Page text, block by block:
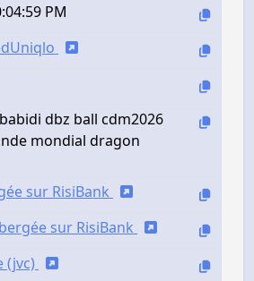
PM
dbz ball cdm2026
mondial dragon
sur RisiBank
sur RisiBank
(jvc)